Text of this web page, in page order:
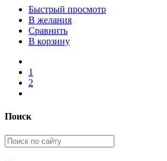
Быстрый просмотр
В желания
Сравнить
В корзину
1
2
Поиск